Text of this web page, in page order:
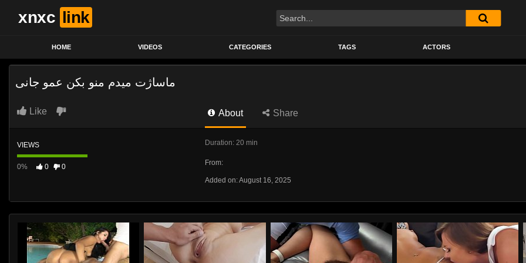
xnxc link Search
HOME VIDEOS CATEGORIES TAGS ACTORS
ماساژت میدم منو بکن عمو جانی
Like About Share
VIEWS
0% 0 0
Duration: 20 min
From:
Added on: August 16, 2025